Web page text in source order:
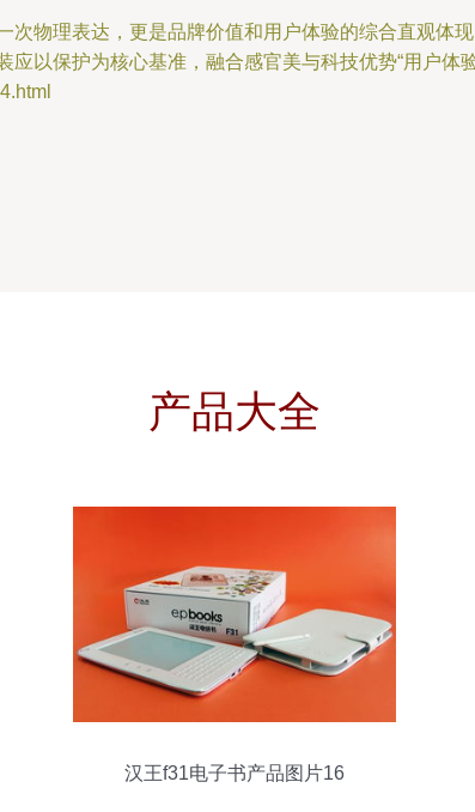
物理表达，更是品牌价值和用户体验的综合直观体
以保护为核心基准，融合感官美与科技优势“用户体
产品大全
汉王f31电子书产品图片16